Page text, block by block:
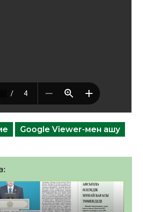
Google Viewer-мен ашу